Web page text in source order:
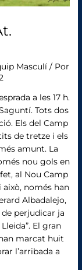
Masculí / Por
a les 17 h.
Tots dos
Els del Camp
de tretze i els
amunt. La
nou gols en
al Nou Camp
només han
Albadalejo,
perjudicar ja
El gran
marcat huit
l’arribada a